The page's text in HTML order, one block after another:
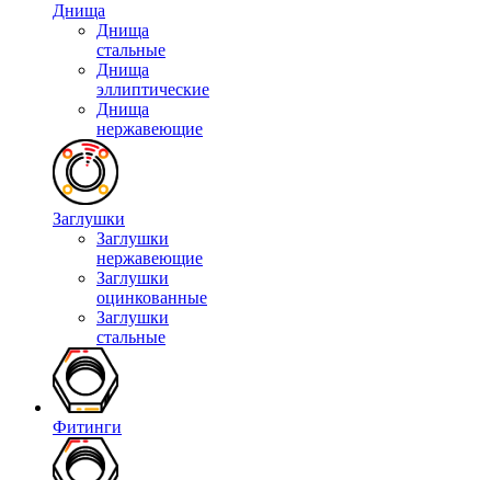
Днища
Днища
стальные
Днища
эллиптические
Днища
нержавеющие
Заглушки
Заглушки
нержавеющие
Заглушки
оцинкованные
Заглушки
стальные
Фитинги